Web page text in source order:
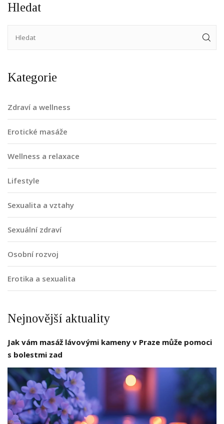
Hledat
Kategorie
Zdraví a wellness
Erotické masáže
Wellness a relaxace
Lifestyle
Sexualita a vztahy
Sexuální zdraví
Osobní rozvoj
Erotika a sexualita
Nejnovější aktuality
Jak vám masáž lávovými kameny v Praze může pomoci
s bolestmi zad